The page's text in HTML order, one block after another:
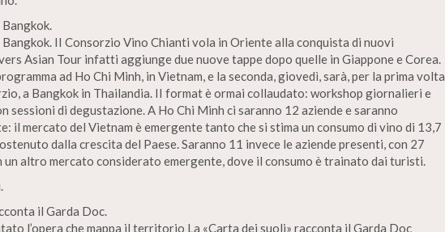
Bangkok. II Consorzio Vino Chianti vola in Oriente alla conquista di nuovi
Asian Tour infatti aggiunge due nuove tappe dopo quelle in Giappone e Corea.
ad Ho Chi Minh, in Vietnam, e la seconda, giovedì, sarà, per la prima volta
a Bangkok in Thailandia. II format è ormai collaudato: workshop giornalieri e
sessioni di degustazione. A Ho Chi Minh ci saranno 12 aziende e saranno
il mercato del Vietnam è emergente tanto che si stima un consumo di vino di 13,7
dalla crescita del Paese. Saranno 11 invece le aziende presenti, con 27
un altro mercato considerato emergente, dove il consumo è trainato dai turisti.
il Garda Doc.
l’opera che mappa il territorio La «Carta dei suoli» racconta il Garda Doc